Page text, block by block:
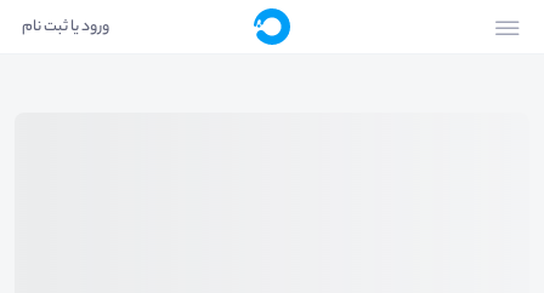
ورود یا ثبت نام